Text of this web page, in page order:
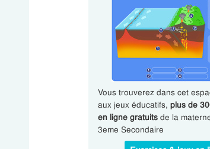
Vous trouverez dans cet
aux jeux éducatifs, plus de
en ligne gratuitsde la
3eme Secondaire